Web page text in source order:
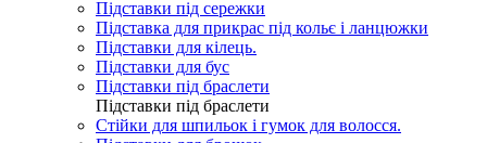
Підставки під сережки
Підставка для прикрас під кольє і ланцюжки
Підставки для кілець.
Підставки для бус
Підставки під браслети
Підставки під браслети
Стійки для шпильок і гумок для волосся.